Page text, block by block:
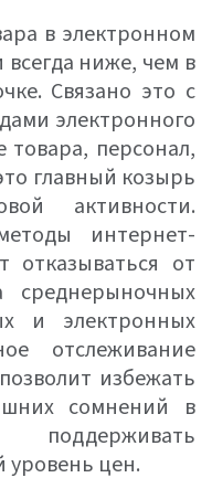
в электронном
всегда ниже, чем в
Связано это с
электронного
товара, персонал,
главный козырь
активности.
интернет-
отказываться от
среднерыночных
и электронных
отслеживание
избежать
сомнений в
поддерживать
уровень цен.